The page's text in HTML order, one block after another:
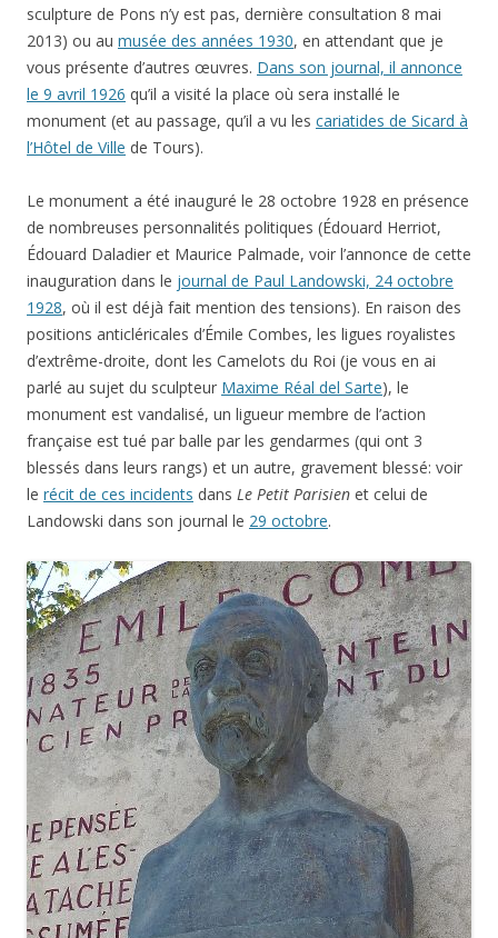
sculpture de Pons n’y est pas, dernière consultation 8 mai
2013) ou au musée des années 1930, en attendant que je
vous présente d’autres œuvres. Dans son journal, il annonce
le 9 avril 1926 qu’il a visité la place où sera installé le
monument (et au passage, qu’il a vu les cariatides de Sicard à
l’Hôtel de Ville de Tours).
Le monument a été inauguré le 28 octobre 1928 en présence
de nombreuses personnalités politiques (Édouard Herriot,
Édouard Daladier et Maurice Palmade, voir l’annonce de cette
inauguration dans le journal de Paul Landowski, 24 octobre
1928, où il est déjà fait mention des tensions). En raison des
positions anticléricales d’Émile Combes, les ligues royalistes
d’extrême-droite, dont les Camelots du Roi (je vous en ai
parlé au sujet du sculpteur Maxime Réal del Sarte), le
monument est vandalisé, un ligueur membre de l’action
française est tué par balle par les gendarmes (qui ont 3
blessés dans leurs rangs) et un autre, gravement blessé: voir
le récit de ces incidents dans Le Petit Parisien et celui de
Landowski dans son journal le 29 octobre.